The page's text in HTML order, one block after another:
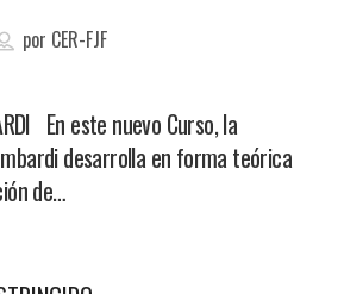
por CER-FJF
En este nuevo Curso, la
desarrolla en forma teórica
de…